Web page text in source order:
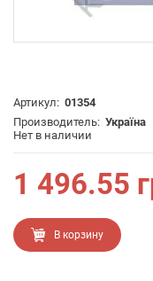
Артикул: 01354
Производитель: Україна
Нет в наличии
1 496.55
В корзину